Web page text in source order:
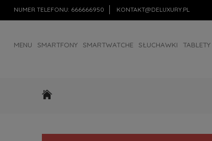
NUMER TELEFONU: 666666950 KONTAKT@DELUXURY.PL
MENU SMARTFONY SMARTWATCHE SŁUCHAWKI TABLETY